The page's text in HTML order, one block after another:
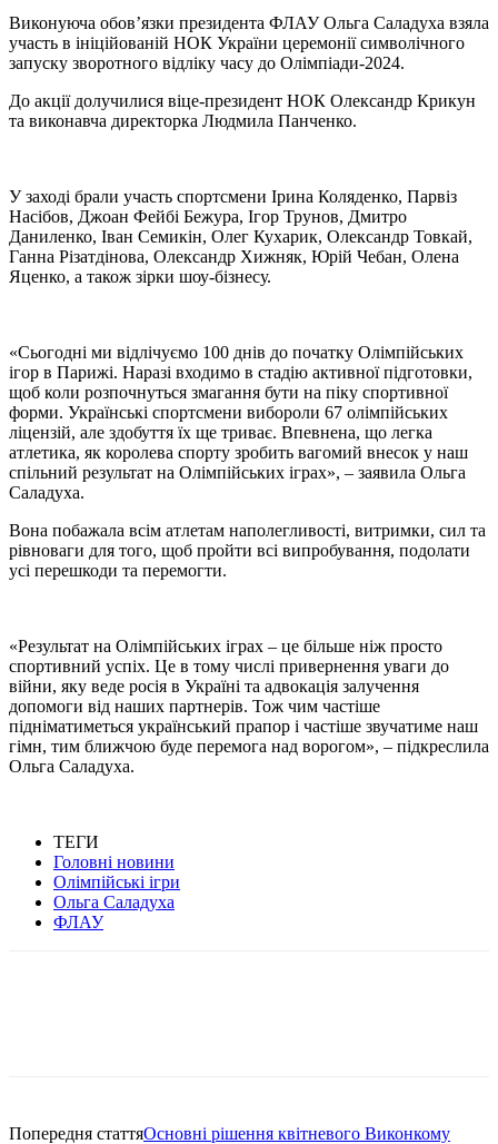
Виконуюча обов’язки президента ФЛАУ Ольга Саладуха взяла
участь в ініційованій НОК України церемонії символічного
запуску зворотного відліку часу до Олімпіади-2024.
До акції долучилися віце-президент НОК Олександр Крикун
та виконавча директорка Людмила Панченко.
У заході брали участь спортсмени Ірина Коляденко, Парвіз
Насібов, Джоан Фейбі Бежура, Ігор Трунов, Дмитро
Даниленко, Іван Семикін, Олег Кухарик, Олександр Товкай,
Ганна Різатдінова, Олександр Хижняк, Юрій Чебан, Олена
Яценко, а також зірки шоу-бізнесу.
«Сьогодні ми відлічуємо 100 днів до початку Олімпійських
ігор в Парижі. Наразі входимо в стадію активної підготовки,
щоб коли розпочнуться змагання бути на піку спортивної
форми. Українські спортсмени вибороли 67 олімпійських
ліцензій, але здобуття їх ще триває. Впевнена, що легка
атлетика, як королева спорту зробить вагомий внесок у наш
спільний результат на Олімпійських іграх», – заявила Ольга
Саладуха.
Вона побажала всім атлетам наполегливості, витримки, сил та
рівноваги для того, щоб пройти всі випробування, подолати
усі перешкоди та перемогти.
«Результат на Олімпійських іграх – це більше ніж просто
спортивний успіх. Це в тому числі привернення уваги до
війни, яку веде росія в Україні та адвокація залучення
допомоги від наших партнерів. Тож чим частіше
підніматиметься український прапор і частіше звучатиме наш
гімн, тим ближчою буде перемога над ворогом», – підкреслила
Ольга Саладуха.
ТЕГИ
Головні новини
Олімпійські ігри
Ольга Саладуха
ФЛАУ
Попередня статтяОсновні рішення квітневого Виконкому